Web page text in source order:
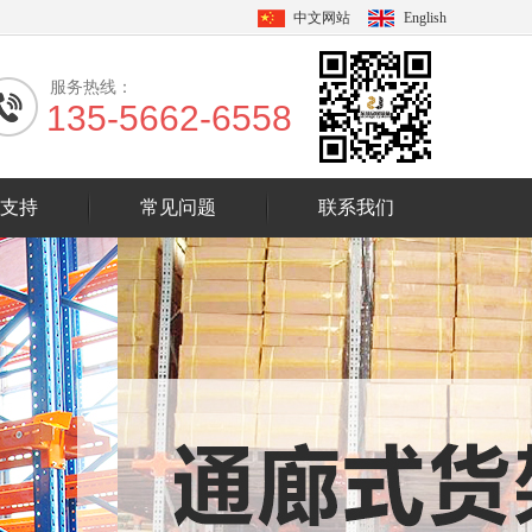
中文网站 English
服务热线：
135-5662-6558
持 常见问题 联系我们